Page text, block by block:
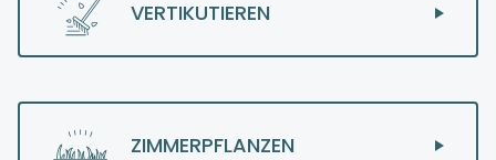
VERTIKUTIEREN
ZIMMERPFLANZEN